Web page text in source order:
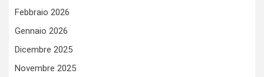
Febbraio 2026
Gennaio 2026
Dicembre 2025
Novembre 2025